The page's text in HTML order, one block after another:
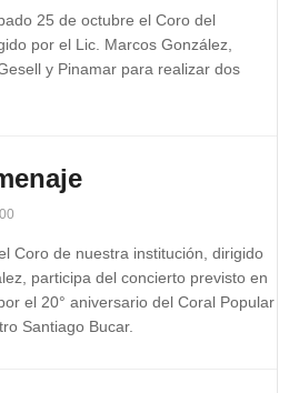
25 de octubre el Coro del
por el Lic. Marcos González,
y Pinamar para realizar dos
Coro de nuestra institución, dirigido
participa del concierto previsto en
el 20° aniversario del Coral Popular
Santiago Bucar.